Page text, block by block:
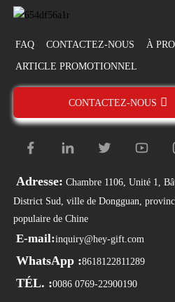
FAQ CONTACTEZ-NOUS À
ARTICLE PROMOTIONNEL
CONTACTEZ-NOUS
Adresse: Chambre 1106, Unité 1,
District Sud, ville de Dongguan,
populaire de Chine
E-mail:inquiry@hey-gift.com
WhatsApp :8618122811289
TÉL. :0086 0769-22900190